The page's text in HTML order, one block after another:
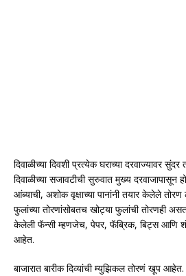
दिवाळीच्या दिवशी प्रत्येक घराच्या दरवाज्यावर
दिवाळीच्या सजावटीची सुरुवात मुख्य
आंब्याची, अशोक वृक्षाच्या पानांनी तयार केलेले तोरण
फुलांच्या तोरणांसोबतच खोट्या फुलांची तोरणही
केलेली फॅन्सी म्हणजेच, पेपर, फॅब्रिक, बिट्स आणि
आहेत.
बाजारात बारीक दिव्यांची म्युझिकल तोरणं खूप आहेत.